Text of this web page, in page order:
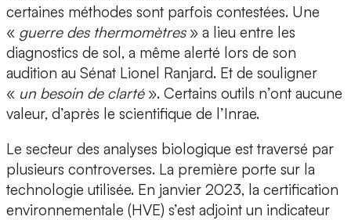
certaines méthodes sont parfois contestées. Une
« guerre des thermomètres » a lieu entre les
diagnostics de sol, a même alerté lors de son
audition au Sénat Lionel Ranjard. Et de souligner
« un besoin de clarté ». Certains outils n’ont aucune
valeur, d’après le scientifique de l’Inrae.
Le secteur des analyses biologique est traversé par
plusieurs controverses. La première porte sur la
technologie utilisée. En janvier 2023, la certification
environnementale (HVE) s’est adjoint un indicateur